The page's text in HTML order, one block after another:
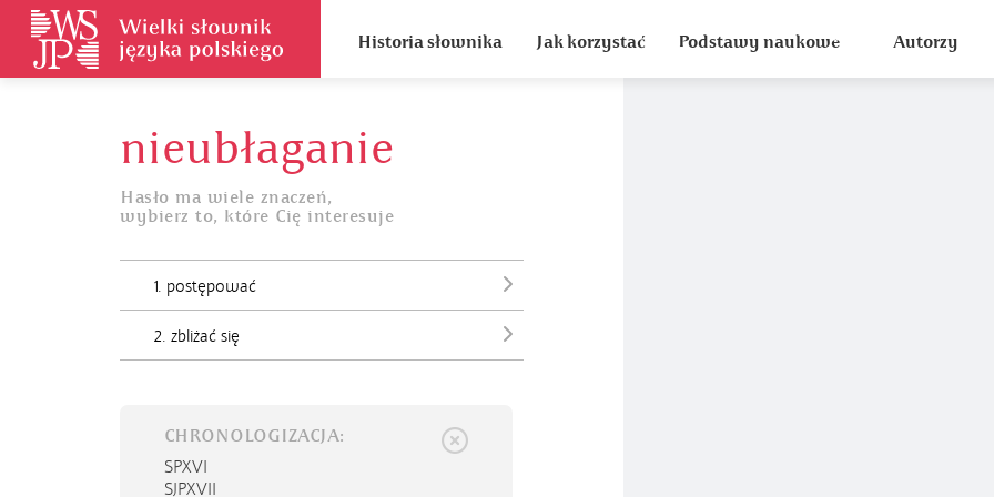
Historia słownika Jak korzystać Podstawy naukowe Autorzy
nieubłaganie
Hasło ma wiele znaczeń,
wybierz to, które Cię interesuje
1. postępować
2. zbliżać się
CHRONOLOGIZACJA:
SPXVI
SJPXVII